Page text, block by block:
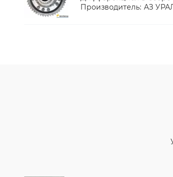
Производитель: АЗ